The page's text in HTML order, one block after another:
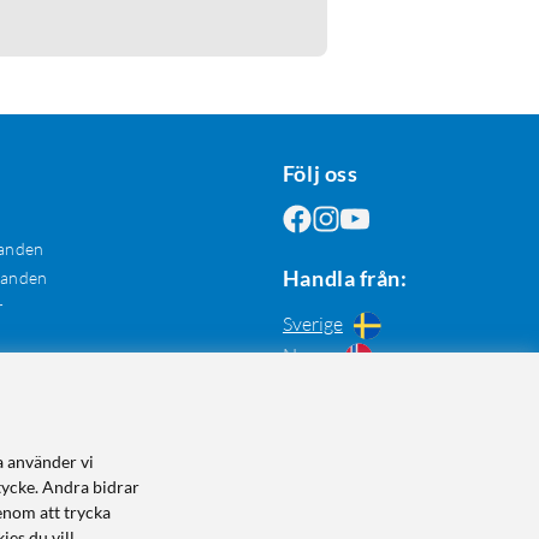
Följ oss
Handla från:
Sverige
Norge
använder vi
Andra bidrar
att trycka